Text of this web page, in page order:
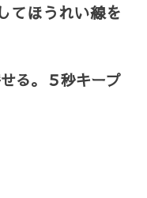
てほうれい線を
る。５秒キープ